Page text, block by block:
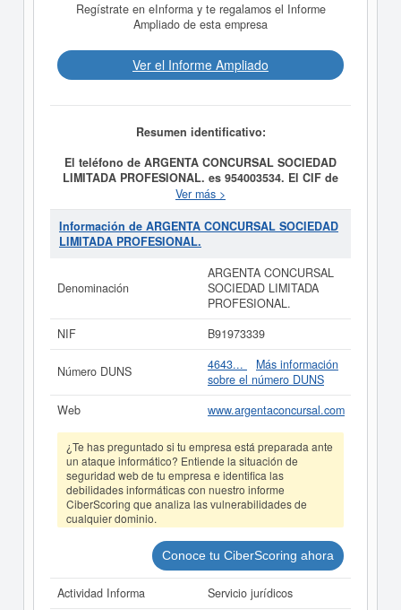
Regístrate en eInforma y te regalamos el Informe
Ampliado de esta empresa
Ver el Informe Ampliado
Resumen identificativo:
El teléfono de ARGENTA CONCURSAL SOCIEDAD
LIMITADA PROFESIONAL. es 954003534. El CIF de
ARGENTA CONCURSAL SOCIEDAD LIMITADA
PROFESIONAL. es B91973339.El día 01/01/2012 se
formó la empresaARGENTA CONCURSAL SOCIEDAD
LIMITADA PROFESIONAL.
Administradores Concursales, de acuerdo con lo
dispuesto en la Legislación Concursal de su estatuto
profesional, y circunscrita de forma exclusiva y
CNAE 6910 - Actividades jurídicas. La empresa
se encuentra en la clasificación SIC
correspondiente a la actividad 81110000. La ficha
contabiliza un total de 57 consultas. La última
visualización es del 07/04/2026. Esta empresa y otras
similiares pueden aspirar a algunas subvenciones.
Descubra a cuales desde aquí. Su capital se sitúa
alrededor de 3.100 a 60.000 €. El número de actos
publicados en el BORME sobre esta empresa es de 7 y
figura en el Registro Mercantil de Sevilla.
Si está interesado en conocer más datos de la empresa
ARGENTA CONCURSAL SOCIEDAD LIMITADA
PROFESIONAL. puedeacceder inmediatamente a este
Informe ampliadode ARGENTA CONCURSAL
SOCIEDAD LIMITADA PROFESIONAL. y consultar los
resultados de sus años de actividad, así como los
balances y cuentas de resultados disponibles.
Ver más >
Información de ARGENTA CONCURSAL SOCIEDAD
LIMITADA PROFESIONAL.
Denominación
ARGENTA CONCURSAL
SOCIEDAD LIMITADA
PROFESIONAL.
NIF
B91973339
Número DUNS 4643...
Más información
sobre el número DUNS
Web
www.argentaconcursal.com
¿Te has preguntado si tu empresa está preparada ante
un ataque informático? Entiende la situación de
seguridad web de tu empresa e identifica las
debilidades informáticas con nuestro informe
CiberScoring que analiza las vulnerabilidades de
cualquier dominio.
Conoce tu CiberScoring ahora
Actividad Informa Servicio jurídicos